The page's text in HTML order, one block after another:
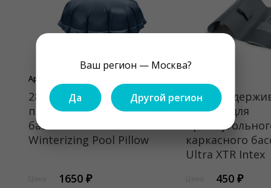
Ваш регион — Москва?
Да Другой регион
Арт. 28099
28099 Надувная
подушка под тент
бассейна Intex
Winterizing Pool Pillow
1650 ₽
10938A
ремень для
каркасного
Ultra XTR Intex
450 ₽